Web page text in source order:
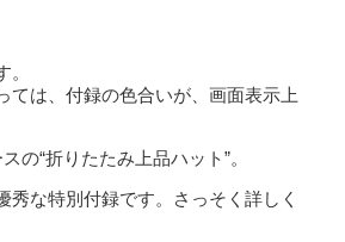
は、付録の色合いが、画面表示上
の“折りたたみ上品ハット”。
な特別付録です。さっそく詳しく